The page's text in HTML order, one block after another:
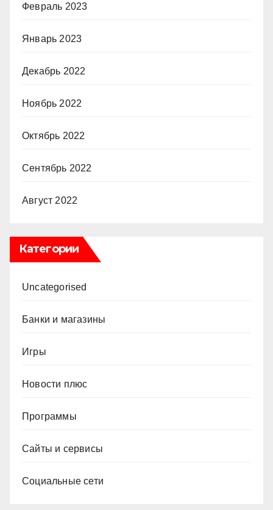
Февраль 2023
Январь 2023
Декабрь 2022
Ноябрь 2022
Октябрь 2022
Сентябрь 2022
Август 2022
Категории
Uncategorised
Банки и магазины
Игры
Новости плюс
Программы
Сайты и сервисы
Социальные сети